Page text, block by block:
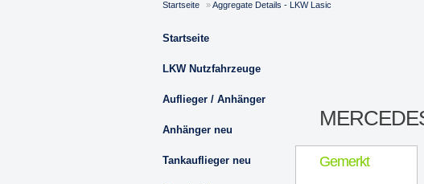
Startseite »Aggregate Details - LKW Lasic
Startseite
LKW Nutzfahrzeuge
Auflieger / Anhänger
Anhänger neu
Tankauflieger neu Gemerkt